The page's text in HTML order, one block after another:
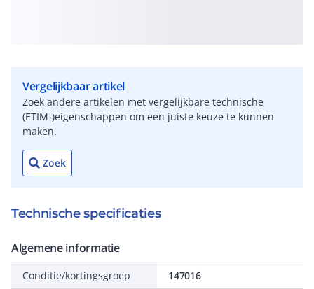
Vergelijkbaar artikel
Zoek andere artikelen met vergelijkbare technische
(ETIM-)eigenschappen om een juiste keuze te kunnen
maken.
Zoek
Technische specificaties
Algemene informatie
Conditie/kortingsgroep 147016